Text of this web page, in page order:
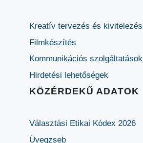
Kreatív tervezés és kivitelezés
Filmkészítés
Kommunikációs szolgáltatások
Hirdetési lehetőségek
KÖZÉRDEKŰ ADATOK
Választási Etikai Kódex 2026
Üvegzseb